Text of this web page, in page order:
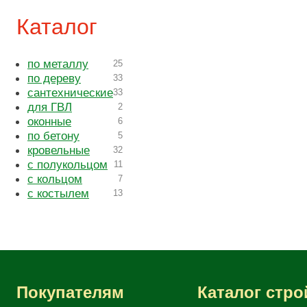
Каталог
по металлу 25
по дереву 33
сантехнические33
для ГВЛ 2
оконные 6
по бетону 5
кровельные 32
с полукольцом 11
с кольцом 7
с костылем 13
Покупателям Каталог